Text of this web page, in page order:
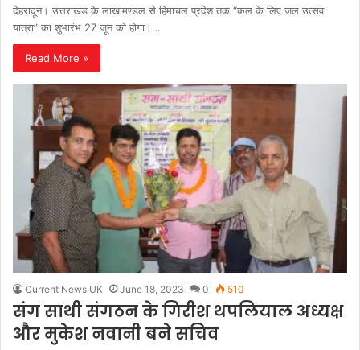
देहरादून। उत्तराखंड के लाखामण्डल से हिमाचल प्रदेश तक “कल के लिए जल उत्सव
यात्रा” का शुभारंभ 27 जून को होगा।…
Read More »
Current News UK June 18, 2023 0 510
संग साथी संगठन के गिरीश थपलियाल अध्यक्ष
और मुकेश नवानी बने सचिव